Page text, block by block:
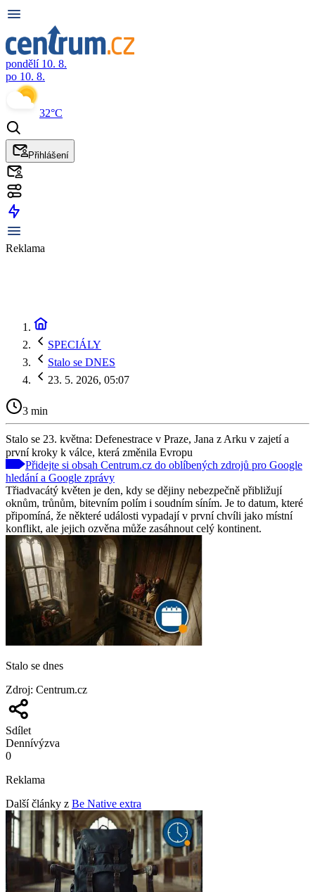
pondělí 10. 8.
po 10. 8.
32°C
Přihlášení
Reklama
SPECIÁLY
Stalo se DNES
23. 5. 2026, 05:07
3 min
Stalo se 23. května: Defenestrace v Praze, Jana z Arku v zajetí a
první kroky k válce, která změnila Evropu
Přidejte si obsah Centrum.cz do oblíbených zdrojů pro Google
hledání a Google zprávy
Třiadvacátý květen je den, kdy se dějiny nebezpečně přibližují
oknům, trůnům, bitevním polím i soudním síním. Je to datum, které
připomíná, že některé události vypadají v první chvíli jako místní
konflikt, ale jejich ozvěna může zasáhnout celý kontinent.
Stalo se dnes
Zdroj: Centrum.cz
Sdílet
Dennívýzva
0
Reklama
Další články z Be Native extra